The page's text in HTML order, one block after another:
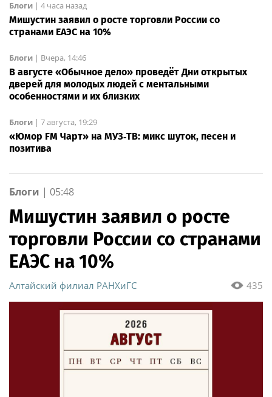
Блоги | 4 часа назад
Мишустин заявил о росте торговли России со
странами ЕАЭС на 10%
Блоги | Вчера, 14:46
В августе «Обычное дело» проведёт Дни открытых
дверей для молодых людей с ментальными
особенностями и их близких
Блоги | 7 августа, 19:29
«Юмор FM Чарт» на МУЗ‑ТВ: микс шуток, песен и
позитива
Блоги | 05:48
Мишустин заявил о росте
торговли России со странами
ЕАЭС на 10%
435
Алтайский филиал РАНХиГС